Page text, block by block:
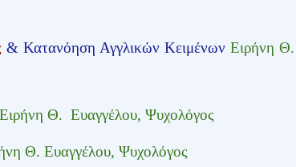
& Κατανόηση Αγγλικών ΚειμένωνΕιρήνη Θ.
Ειρήνη Θ. Ευαγγέλου, Ψυχολόγος
Θ. Ευαγγέλου, Ψυχολόγος